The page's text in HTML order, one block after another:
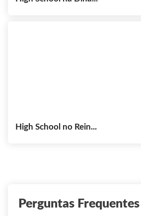
High School no Rein...
Perguntas Frequentes